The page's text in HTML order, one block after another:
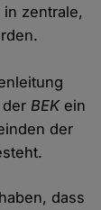
in zentrale,
derBEKein
der
dass